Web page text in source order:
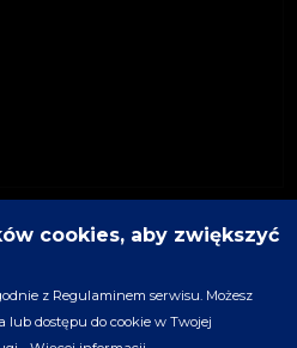
cookies, aby zwiększyć
z Regulaminem serwisu. Możesz
dostępu do cookie w Twojej